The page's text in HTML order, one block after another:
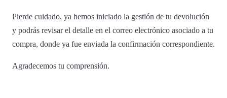
Pierde cuidado, ya hemos iniciado la gestión de tu devolución
y podrás revisar el detalle en el correo electrónico asociado a tu
compra, donde ya fue enviada la confirmación correspondiente.
Agradecemos tu comprensión.